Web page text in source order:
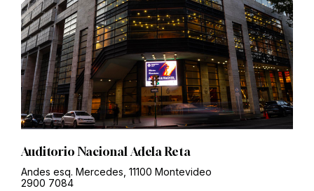
Auditorio Nacional Adela Reta
Andes esq. Mercedes, 11100 Montevideo
2900 7084